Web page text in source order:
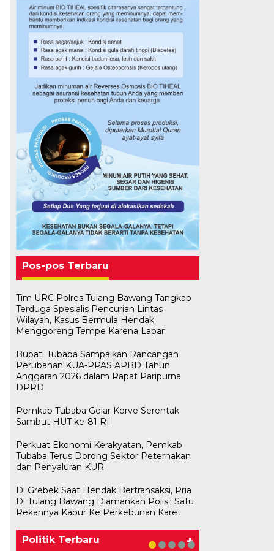
Pos-pos Terbaru
Tim URC Polres Tulang Bawang Tangkap
Terduga Spesialis Pencurian Lintas
Wilayah, Kasus Bermula Hendak
Menggoreng Tempe Karena Lapar
Bupati Tubaba Sampaikan Rancangan
Perubahan KUA-PPAS APBD Tahun
Anggaran 2026 dalam Rapat Paripurna
DPRD
Pemkab Tubaba Gelar Korve Serentak
Sambut HUT ke-81 RI
Perkuat Ekonomi Kerakyatan, Pemkab
Tubaba Terus Dorong Sektor Peternakan
dan Penyaluran KUR
Di Grebek Saat Hendak Bertransaksi, Pria
Di Tulang Bawang Diamankan Polisi! Satu
Rekannya Kabur Ke Perkebunan Karet
Politik Terbaru +
Bawaslu Tegaskan Sikap Siap
Bersinergi Dengan PWI Tulang
Di KABAR AKTUAL, POLITIK
Usai Musda, DPD Golkar Tulang
Di POLITIK | 11 Mei 2026
M. Aris Pratama Hanan Resmi
‘Nakhodai’ DPD II Partai Golkar
Di POLITIK | 1 Mei 2026
Herman HN Lantik Budi Yohanda
sebagai Ketua DPD Partai
Di POLITIK | 29 Januari 2026
Bupati Tubaba Hadiri Pelantikan
Pengurus DPD dan DPC Partai
Di POLITIK | 28 Januari 2026